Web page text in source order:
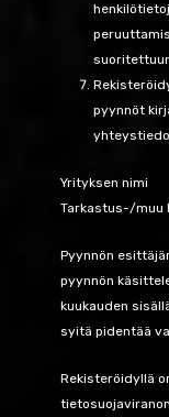
pyynnöt
Yrityksen nimi
Tarkastus-/muu
Pyynnön
pyynnön
kuukauden
syitä pidentää
Rekisteröidyllä